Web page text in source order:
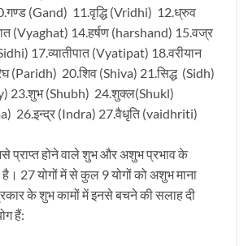
(Gand) 11.वृद्धि (Vridhi) 12.ध्रुव
(Vyaghat) 14.हर्षण (harshand) 15.वज्र
17.व्यातीपात (Vyatipat) 18.वरीयान
(Paridh) 20.शिव (Shiva) 21.सिद्ध (Sidh)
23.शुभ (Shubh) 24.शुक्ल(Shukl)
26.इन्द्र (Indra) 27.वैधृति (vaidhriti)
प्राप्त होने वाले शुभ और अशुभ प्रभाव के
है। 27 योगों में से कुल 9 योगों को अशुभ माना
के शुभ कामों में इनसे बचने की सलाह दी
हैं: